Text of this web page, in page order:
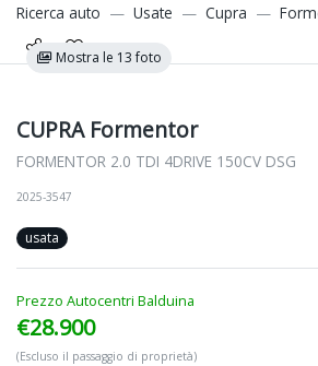
Ricerca auto Usate Cupra
Mostra le 13 foto
CUPRA Formentor
FORMENTOR 2.0 TDI 4DRIVE 150CV DSG
2025-3547
usata
Prezzo Autocentri Balduina
€28.900
(Escluso il passaggio di proprietà)